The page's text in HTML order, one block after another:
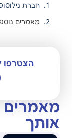
חברת
מאמרים
הצטרפו למעל 550
מאמרים
אותך